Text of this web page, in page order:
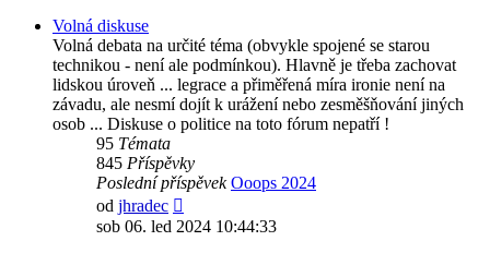
Volná diskuse
Volná debata na určité téma (obvykle spojené se starou
technikou - není ale podmínkou). Hlavně je třeba zachovat
lidskou úroveň ... legrace a přiměřená míra ironie není na
závadu, ale nesmí dojít k urážení nebo zesměšňování jiných
osob ... Diskuse o politice na toto fórum nepatří !
95 Témata
845 Příspěvky
Poslední příspěvek Ooops 2024
od jhradec
poslední
sob 06. led 2024 10:44:33